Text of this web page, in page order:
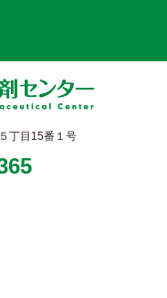
丁目15番１号